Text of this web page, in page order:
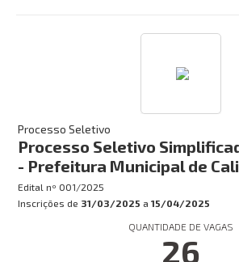
Processo Seletivo
Processo Seletivo
- Prefeitura Municipal de
Edital nº 001/2025
Inscrições de 31/03/2025 a 15/04/2025
QUANTIDADE DE VAGAS
26